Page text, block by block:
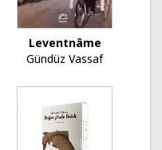
Leventnâme
Gündüz Vassaf